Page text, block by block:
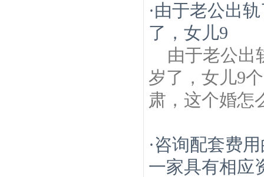
·由于老公出
了，女儿9
由于老公出
岁了，女儿9
肃，这个婚怎
·咨询配套费
一家具有相应